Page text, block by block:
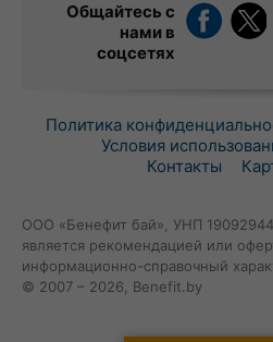
Общайтесь с
нами в
соцсетях
Политика
Условия
Контакты
ООО «Бенефит бай», УНП
является рекомендацией или
информационно-справочный
© 2007 – 2026, Benefit.by